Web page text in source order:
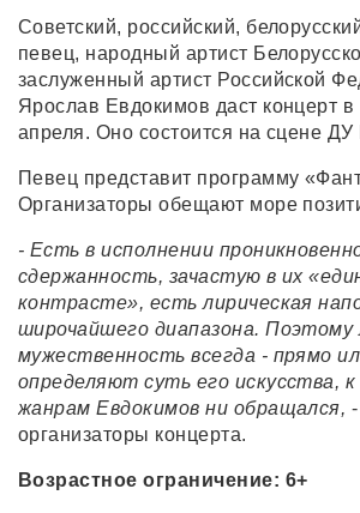
Советский, российский,
певец, народный артист
заслуженный артист Российской
Ярослав Евдокимов даст концерт в
апреля. Оно состоится на сцене
Певец представит программу
Организаторы обещают море
- Есть в исполнении
сдержанность, зачастую в их
контрасте», есть лирическая
широчайшего диапазона. Поэтому
мужественность всегда - прямо
определяют суть его искусства,
жанрам Евдокимов ни обращался,
организаторы концерта.
Возрастное ограничение: 6+